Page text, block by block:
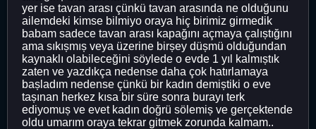
yer ise tavan arası çünkü tavan arasında ne olduğunu
ailemdeki kimse bilmiyo oraya hiç birimiz girmedik
babam sadece tavan arası kapağını açmaya çalıștığını
ama sıkıșmıș veya üzerine birșey düșmü olduğundan
kaynaklı olabileceğini söylede o evde 1 yıl kalmıștık
zaten ve yazdıkça nedense daha çok hatırlamaya
bașladım nedense çünkü bir kadın demiștiki o eve
tașınan herkez kısa bir süre sonra burayı terk
ediyomuș ve evet kadın doğrü sölemiș ve gerçektende
oldu umarım oraya tekrar gitmek zorunda kalmam..